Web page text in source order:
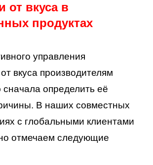
от вкуса в
продуктах
управления
вкуса производителям
определить её
В наших совместных
с глобальными клиентами
отмечаем следующие